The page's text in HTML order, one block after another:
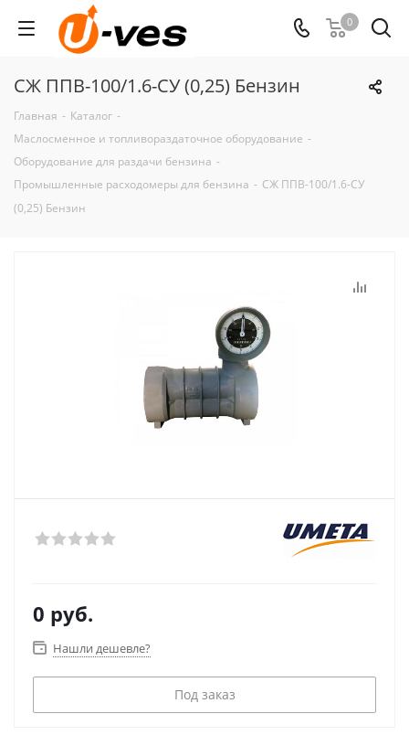
0
СЖ ППВ-100/1.6-СУ (0,25) Бензин
Главная - Каталог -
Маслосменное и топливораздаточное оборудование -
Оборудование для раздачи бензина -
Промышленные расходомеры для бензина - СЖ ППВ-100/1.6-СУ
(0,25) Бензин
0 руб.
Нашли дешевле?
Под заказ